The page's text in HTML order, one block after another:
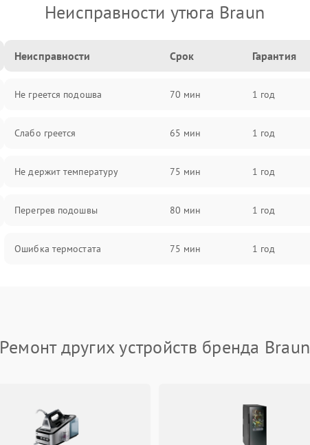
Неисправности утюга Braun
Неисправности Срок Гарантия
Не греется подошва 70 мин 1 год
Слабо греется 65 мин 1 год
Не держит температуру 75 мин 1 год
Перегрев подошвы 80 мин 1 год
Ошибка термостата 75 мин 1 год
Ремонт других устройств бренда Braun